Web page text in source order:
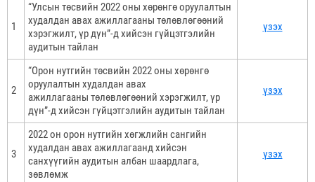
1
“Улсын төсвийн 2022 оны хөрөнгө оруулалтын
худалдан авах ажиллагааны төлөвлөгөөний
хэрэгжилт, үр дүн”-д хийсэн гүйцэтгэлийн
аудитын тайлан
үзэх
2
“Орон нутгийн төсвийн 2022 оны хөрөнгө
оруулалтын худалдан авах
ажиллагааны төлөвлөгөөний хэрэгжилт, үр
дүн”-д хийсэн гүйцэтгэлийн аудитын тайлан
үзэх
3
2022 он орон нутгийн хөгжлийн сангийн
худалдан авах ажиллагаанд хийсэн
санхүүгийн аудитын албан шаардлага,
зөвлөмж
үзэх